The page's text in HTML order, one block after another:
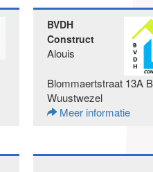
BVDH
Construct
Alouis
Blommaertstraat 13A
Wuustwezel
Meer informatie